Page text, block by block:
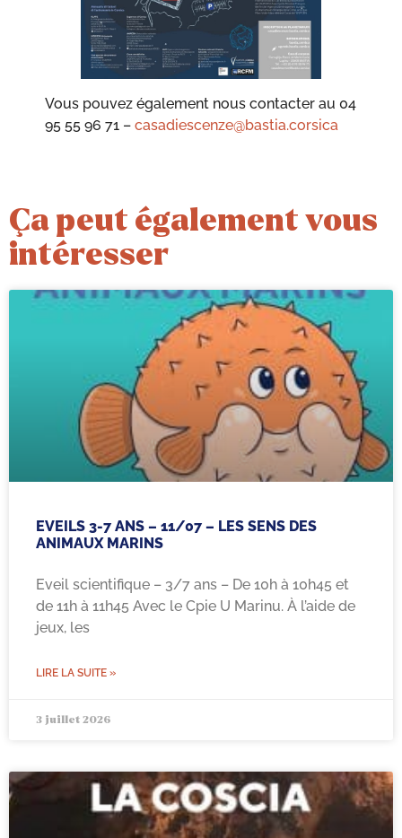
Vous pouvez également nous contacter au 04
95 55 96 71 – casadiescenze@bastia.corsica
Ça peut également vous
intéresser
EVEILS 3-7 ANS – 11/07 – LES SENS DES
ANIMAUX MARINS
Eveil scientifique – 3/7 ans – De 10h à 10h45 et
de 11h à 11h45 Avec le Cpie U Marinu. À l’aide de
jeux, les
LIRE LA SUITE »
3 juillet 2026